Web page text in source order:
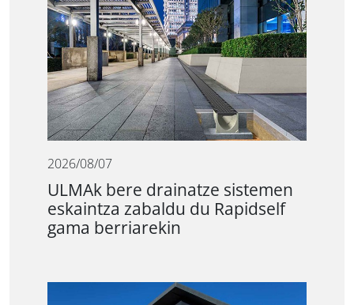
2026/08/07
ULMAk bere drainatze sistemen
eskaintza zabaldu du Rapidself
gama berriarekin